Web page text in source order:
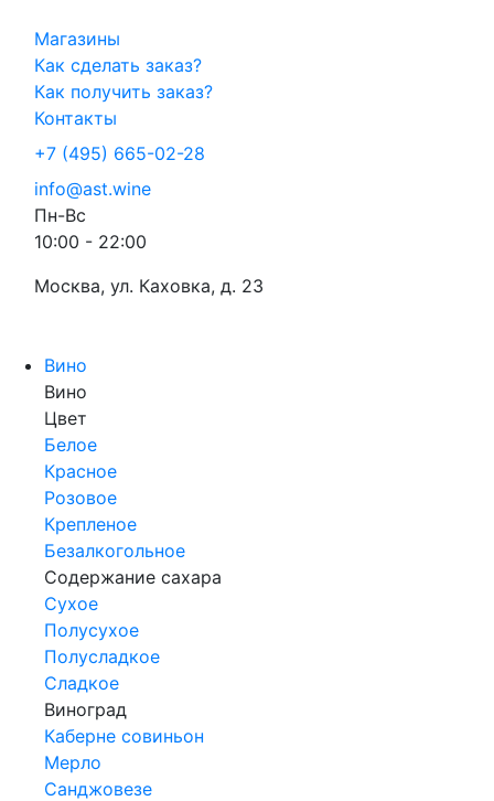
Магазины
Как сделать заказ?
Как получить заказ?
Контакты
+7 (495) 665-02-28
info@ast.wine
Пн-Вс
10:00 - 22:00
Москва, ул. Каховка, д. 23
Вино
Вино
Цвет
Белое
Красное
Розовое
Крепленое
Безалкогольное
Содержание сахара
Сухое
Полусухое
Полусладкое
Сладкое
Виноград
Каберне совиньон
Мерло
Санджовезе